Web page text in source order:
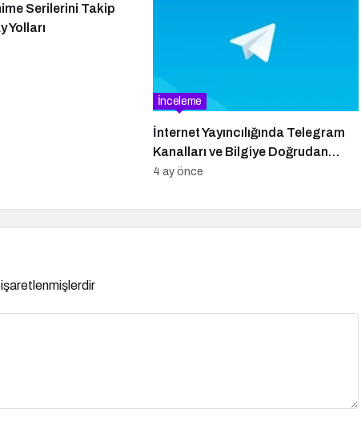
Serilerini Takip
Yolları
İnternet Yayıncılığında Telegram
Kanalları ve Bilgiye Doğrudan
Erişim
İnceleme
4 ay önce